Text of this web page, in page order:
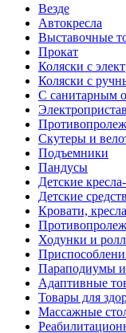
Везде
Автокресла
Выставочные
Прокат
Коляски с
Коляски с
С санитарным
Скутеры и
Подъемники
Пандусы
Детские
Детские
Кровати,
Ходунки и
Параподиумы и
Адаптивные
Товары для
Массажные